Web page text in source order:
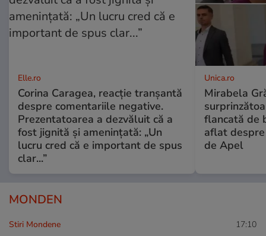
Elle.ro
Corina Caragea, reacție tranșantă
despre comentariile negative.
Prezentatoarea a dezvăluit că a
fost jignită și amenințată: „Un
lucru cred că e important de spus
clar...”
Unica.ro
Mirabela
flancată de
aflat
de Apel
MONDEN
Stiri Mondene 17:10